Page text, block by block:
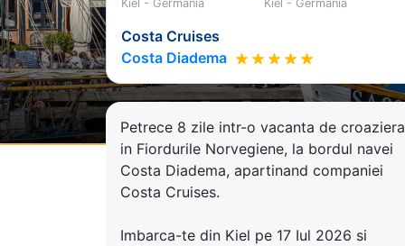
Kiel - Germania Kiel - Germania
Costa Cruises
Costa Diadema
Petrece 8 zile intr-o vacanta de croaziera
in Fiordurile Norvegiene, la bordul navei
Costa Diadema, apartinand companiei
Costa Cruises.
Imbarca-te din Kiel pe 17 Iul 2026 si